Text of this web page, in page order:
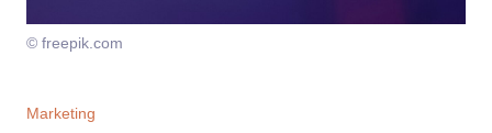
Marketing
Magazin
© freepik.com
Marketing